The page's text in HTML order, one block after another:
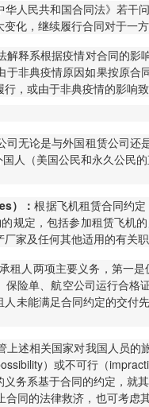
人民共和国合同法》若
化，继续履行合同对于一
释系根据疫情对合同的
非典疫情原因如果按原
，或由于非典疫情的影响
无论是与外国租赁公司
人（美国公民和永久公民
）：根据飞机租赁合同约
规定，包括参加租赁飞
家及任何其他适用的有关职
租人两项主要义务，第一
险单、航空公司运行合
未能满足合同约定的交
述相关国家对我国人员
）或不可行（
务系基于合同的约定，
同的法律救济，也可考